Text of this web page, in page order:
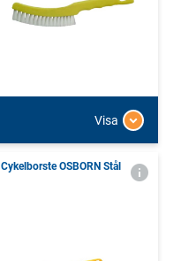
Visa
Cykelborste OSBORN Stål